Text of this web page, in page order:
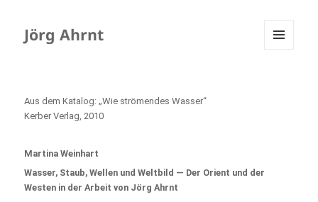
Jörg Ahrnt
Aus dem Katalog: „Wie strömendes Wasser“
Kerber Verlag, 2010
Martina Weinhart
Wasser, Staub, Wellen und Weltbild — Der Orient und der
Westen in der Arbeit von Jörg Ahrnt